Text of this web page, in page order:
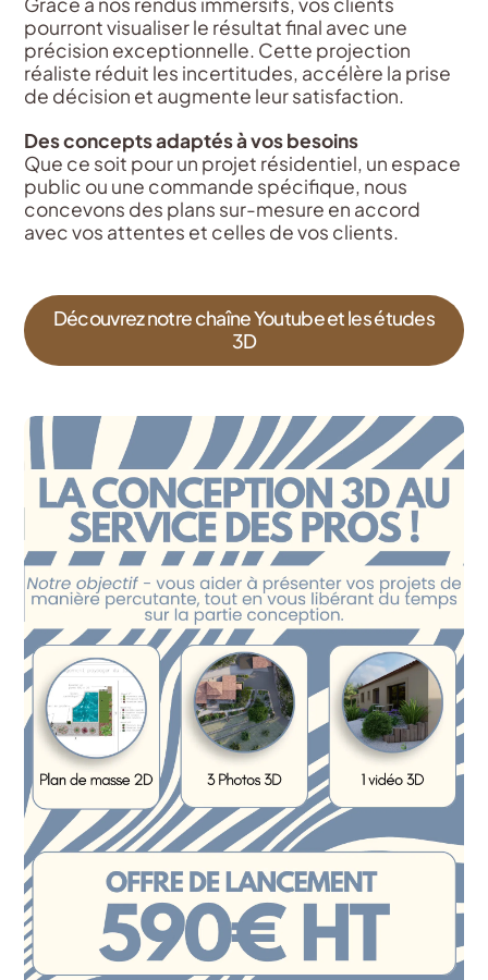
pourront visualiser le résultat final avec une
précision exceptionnelle. Cette projection
réaliste réduit les incertitudes, accélère la prise
de décision et augmente leur satisfaction.
Des concepts adaptés à vos besoins
Que ce soit pour un projet résidentiel, un espace
public ou une commande spécifique, nous
concevons des plans sur-mesure en accord
avec vos attentes et celles de vos clients.
Découvrez notre chaîne Youtube et les études
3D